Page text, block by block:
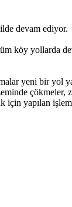
devam ediyor.
köy yollarda
yeni bir yol
çökmeler,
için yapılan